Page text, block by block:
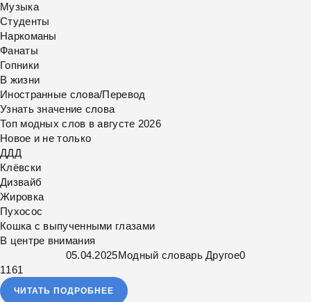
Музыка
Студенты
Наркоманы
Фанаты
Гопники
В жизни
Иностранные слова/Перевод
Узнать значение слова
Топ модных слов в августе 2026
Новое и не только
ДДД
Клёвски
Дизвайб
Жировка
Пухосос
Кошка с выпученными глазами
В центре внимания
05.04.2025Модный словарь Другое0
1161
ЧИТАТЬ ПОДРОБНЕЕ